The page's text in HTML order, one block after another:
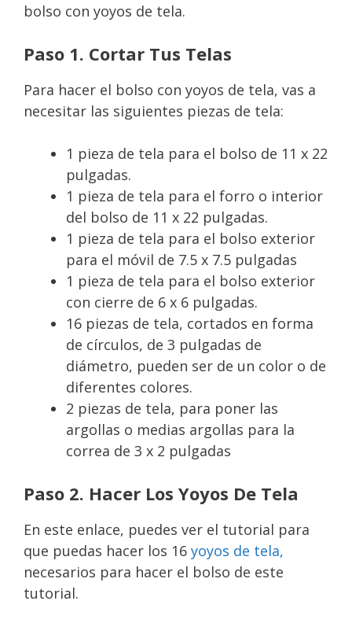
bolso con yoyos de tela.
Paso 1. Cortar Tus Telas
Para hacer el bolso con yoyos de tela, vas a
necesitar las siguientes piezas de tela:
1 pieza de tela para el bolso de 11 x 22
pulgadas.
1 pieza de tela para el forro o interior
del bolso de 11 x 22 pulgadas.
1 pieza de tela para el bolso exterior
para el móvil de 7.5 x 7.5 pulgadas
1 pieza de tela para el bolso exterior
con cierre de 6 x 6 pulgadas.
16 piezas de tela, cortados en forma
de círculos, de 3 pulgadas de
diámetro, pueden ser de un color o de
diferentes colores.
2 piezas de tela, para poner las
argollas o medias argollas para la
correa de 3 x 2 pulgadas
Paso 2. Hacer Los Yoyos De Tela
En este enlace, puedes ver el tutorial para
que puedas hacer los 16 yoyos de tela,
necesarios para hacer el bolso de este
tutorial.